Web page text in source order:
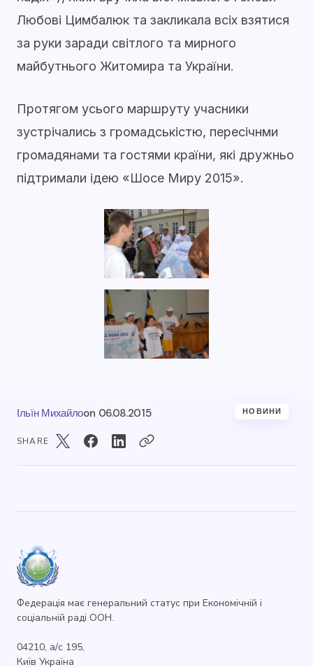
Любові Цимбалюк та закликала всіх взятися
за руки заради світлого та мирного
майбутнього Житомира та України.
Протягом усього маршруту учасники
зустрічались з громадськістю, пересічнми
громадянами та гостями країни, які дружньо
підтримали ідею «Шосе Миру 2015».
Ільїн Михайлоon 06.08.2015 НОВИНИ
SHARE
Федерація має генеральний статус при Економічній і
соціальній раді ООН.
04210, а/с 195,
Київ Україна